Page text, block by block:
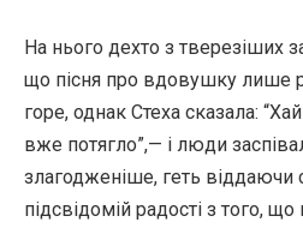
На нього дехто з тверезіших
що пісня про вдовушку лише
горе, однак Стеха сказала:
вже потягло”,— і люди
злагодженіше, геть віддаючи
підсвідомій радості з того,